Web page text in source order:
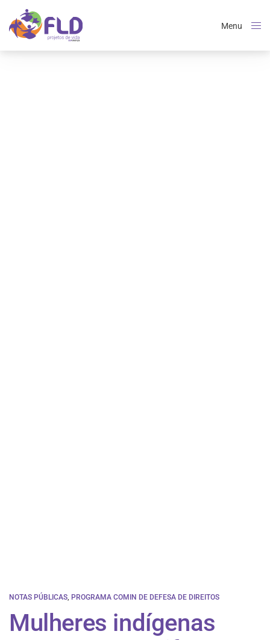
Menu
NOTAS PÚBLICAS, PROGRAMA COMIN DE DEFESA DE DIREITOS
Mulheres indígenas